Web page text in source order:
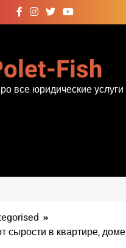
Fish
все юридические услуги
сырости в квартире, доме